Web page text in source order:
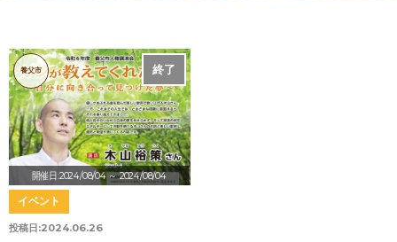
開催日:2024/08/04～ 2024/08/04
終了
養父市
投稿日:2024.06.26
イベント